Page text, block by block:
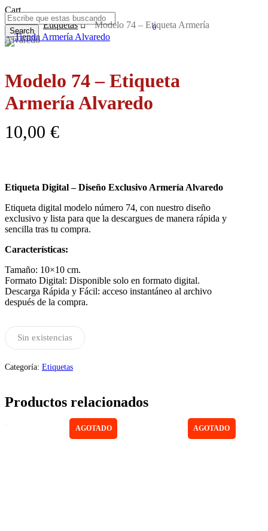
Skip
to
main
content
Search
Close
0
CartClose
Cart
Inicio Etiquetas
Modelo 74 – Etiqueta Armería
Alvaredo
Modelo 74 – Etiqueta
Armería Alvaredo
10,00 €
Etiqueta Digital – Diseño Exclusivo Armería Alvaredo
Etiqueta digital modelo número 74, con nuestro diseño
exclusivo y lista para que la descargues de manera rápida y
sencilla tras tu compra.
Características:
Tamaño: 10×10 cm.
Formato Digital: Disponible solo en formato digital.
Descarga Rápida y Fácil: acceso instantáneo al archivo
después de la compra.
Sin existencias
Categoría: Etiquetas
Productos relacionados
AGOTADO AGOTADO